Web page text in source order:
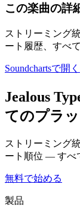
この楽曲の詳
ストリーミング
ート履歴、すべ
Soundchartsで開く
Jealous
てのプラ
ストリーミング
ート順位 — すべ
無料で始める
製品